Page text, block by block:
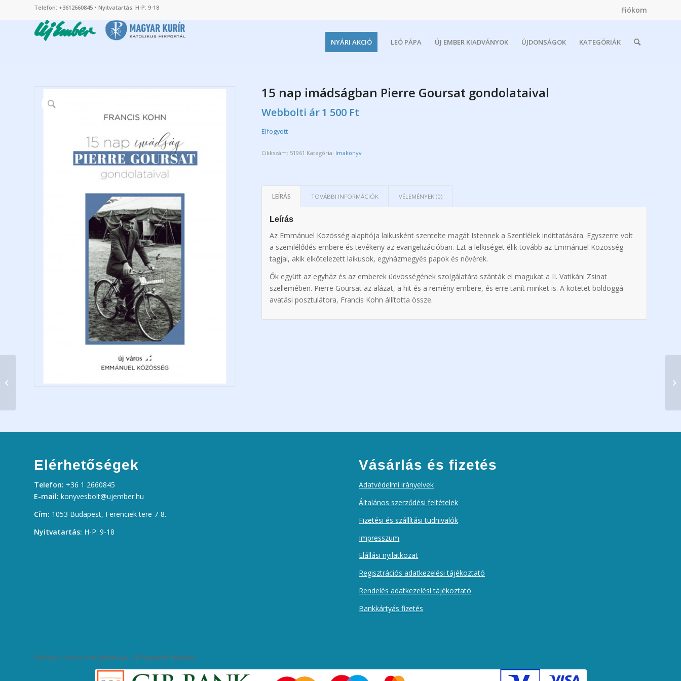
Fiókom
Telefon: +3612660845 • Nyitvatartás: H-P: 9-18
NYÁRI AKCIÓ LEÓ PÁPA ÚJ EMBER KIADVÁNYOK ÚJDONSÁGOK KATEGÓRIÁK
15 nap imádságban Pierre Goursat gondolataival
Webbolti ár1 500 Ft
Elfogyott
Cikkszám: 51961 Kategória: Imakönyv
LEÍRÁS TOVÁBBI INFORMÁCIÓK VÉLEMÉNYEK (0)
Leírás
Az Emmánuel Közösség alapítója laikusként szentelte magát Istennek a Szentlélek indíttatására. Egyszerre volt
a szemlélődés embere és tevékeny az evangelizációban. Ezt a lelkiséget élik tovább az Emmánuel Közösség
tagjai, akik elkötelezett laikusok, egyházmegyés papok és nővérek.
Ők együtt az egyház és az emberek üdvösségének szolgálatára szánták el magukat a II. Vatikáni Zsinat
szellemében. Pierre Goursat az alázat, a hit és a remény embere, és erre tanít minket is. A kötetet boldoggá
avatási posztulátora, Francis Kohn állította össze.
Elérhetőségek
Telefon: +36 1 2660845
E-mail: konyvesbolt@ujember.hu
Cím: 1053 Budapest, Ferenciek tere 7-8.
Nyitvatartás: H-P: 9-18
Vásárlás és fizetés
Adatvédelmi irányelvek
Általános szerződési feltételek
Fizetési és szállítási tudnivalók
Impresszum
Elállási nyilatkozat
Regisztrációs adatkezelési tájékoztató
Rendelés adatkezelési tájékoztató
Bankkártyás fizetés
Kártyás fizetés szolgáltatója – Elfogadott kártyák
tarisznyába